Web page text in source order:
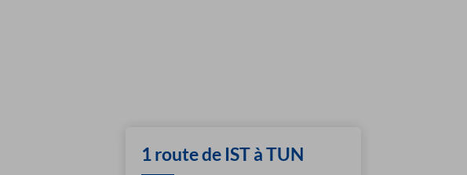
1 route de IST à TUN